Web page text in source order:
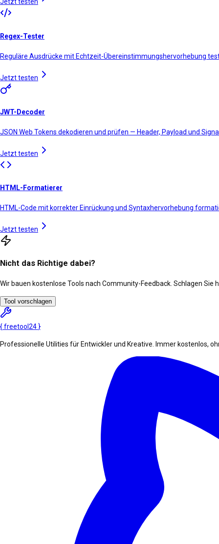
Jetzt testen
Regex-Tester
Reguläre Ausdrücke mit Echtzeit-Übereinstimmungshervorhebung
Jetzt testen
JWT-Decoder
JSON Web Tokens dekodieren und prüfen — Header, Payload und
Jetzt testen
HTML-Formatierer
HTML-Code mit korrekter Einrückung und Syntaxhervorhebung
Jetzt testen
Nicht das Richtige dabei?
Wir bauen kostenlose Tools nach Community-Feedback. Schlagen Sie
Tool vorschlagen
{freetool 24 }
Professionelle Utilities für Entwickler und Kreative. Immer kostenlos,